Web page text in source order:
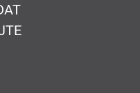
Instagram